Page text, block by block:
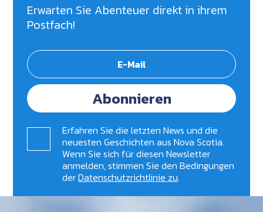
Erwarten Sie Abenteuer direkt in ihrem
Postfach!
Abonnieren
Erfahren Sie die letzten News und die
neuesten Geschichten aus Nova Scotia.
Wenn Sie sich für diesen Newsletter
anmelden, stimmen Sie den Bedingungen
derDatenschutzrichtlinie zu.